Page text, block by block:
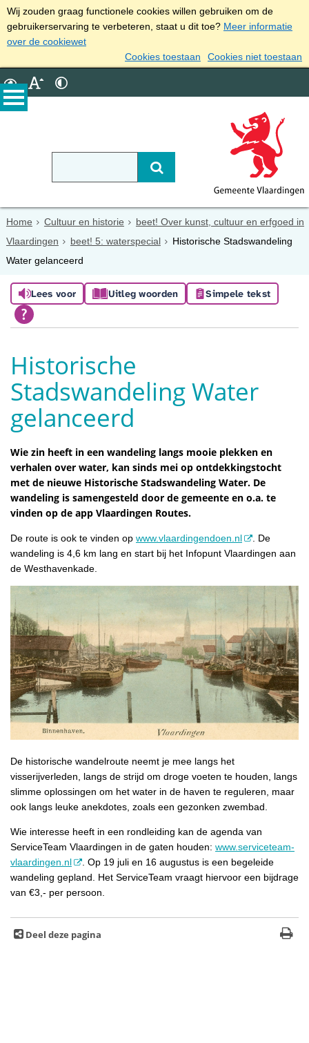
Wij zouden graag functionele cookies willen gebruiken om de
gebruikerservaring te verbeteren, staat u dit toe? Meer informatie
over de cookiewet
Cookies toestaan
Cookies niet toestaan
Home Cultuur en historie
beet! Over kunst, cultuur en erfgoed in
Vlaardingen
beet! 5: waterspecial
Historische Stadswandeling
Water gelanceerd
Lees voor Uitleg woorden Simpele tekst
Historische
Stadswandeling Water
gelanceerd
Wie zin heeft in een wandeling langs mooie plekken en
verhalen over water, kan sinds mei op ontdekkingstocht
met de nieuwe Historische Stadswandeling Water. De
wandeling is samengesteld door de gemeente en o.a. te
vinden op de app Vlaardingen Routes.
De route is ook te vinden op www.vlaardingendoen.nl
. De
wandeling is 4,6 km lang en start bij het Infopunt Vlaardingen aan
de Westhavenkade.
De historische wandelroute neemt je mee langs het
visserijverleden, langs de strijd om droge voeten te houden, langs
slimme oplossingen om het water in de haven te reguleren, maar
ook langs leuke anekdotes, zoals een gezonken zwembad.
Wie interesse heeft in een rondleiding kan de agenda van
ServiceTeam Vlaardingen in de gaten houden: www.serviceteam-
vlaardingen.nl
. Op 19 juli en 16 augustus is een begeleide
wandeling gepland. Het ServiceTeam vraagt hiervoor een bijdrage
van €3,- per persoon.
Deel deze pagina